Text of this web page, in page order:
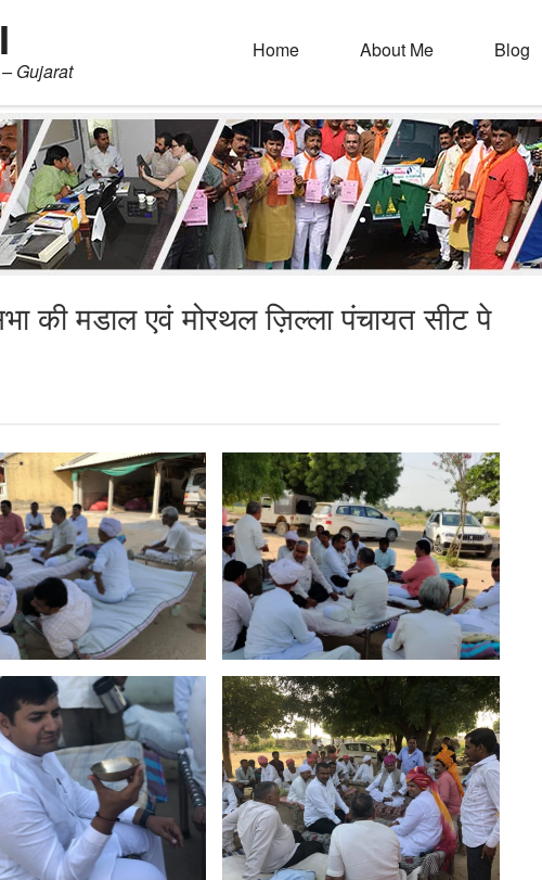
Gujarat
Home About Me Blog
की मडाल एवं मोरथल ज़िल्ला पंचायत सीट पे